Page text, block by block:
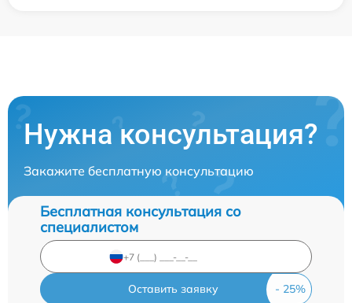
Нужна консультация?
Закажите бесплатную консультацию
Бесплатная консультация со
специалистом
Оставить заявку